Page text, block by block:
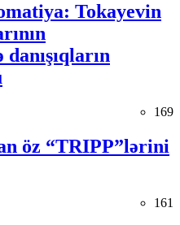
Tokayevin
danışıqların
169
öz “TRIPP”lərini
161